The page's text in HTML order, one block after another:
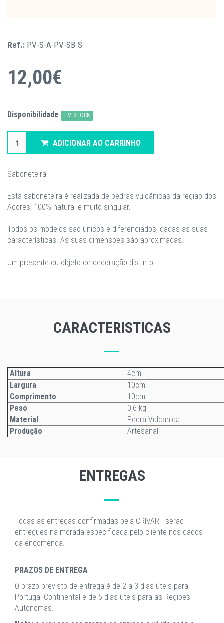
Ref.: PV-S-A-PV-SB-S
12,00€
Disponibilidade EM STOCK
ADICIONAR AO CARRINHO
Saboneteira
Esta saboneteira é realizada de pedras vulcânicas da região dos
Açores, 100% natural e muito singular.
Todos os modelos são únicos e diferenciados, dadas as suas
características. As suas dimensões sáo aproximadas.
Um presente ou objeto de decoração distinto.
CARACTERISTICAS
Altura
4cm
Largura
10cm
Comprimento
10cm
Peso
0,6 kg
Material
Pedra Vulcanica
Produção
Artesanal
ENTREGAS
Todas as entregas confirmadas pela CRIVART serão
entregues na morada especificada pelo cliente nos dados
da encomenda.
PRAZOS DE ENTREGA
O prazo previsto de entrega é de 2 a 3 dias úteis para
Portugal Continental e de 5 dias úteis para as Regiões
Autónomas.